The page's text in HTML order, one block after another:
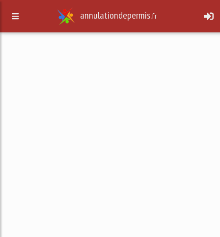
annulationdepermis.fr